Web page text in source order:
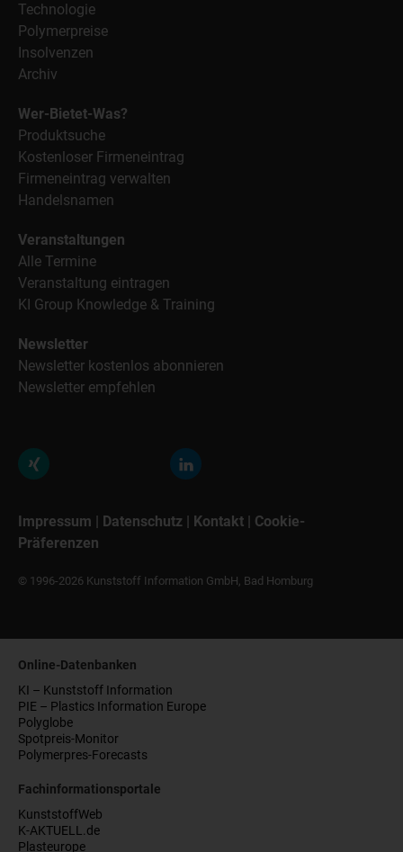
Technologie
Polymerpreise
Insolvenzen
Archiv
Wer-Bietet-Was?
Produktsuche
Kostenloser Firmeneintrag
Firmeneintrag verwalten
Handelsnamen
Veranstaltungen
Alle Termine
Veranstaltung eintragen
KI Group Knowledge & Training
Newsletter
Newsletter kostenlos abonnieren
Newsletter empfehlen
Impressum Datenschutz Kontakt
Cookie-
Präferenzen
© 1996-2026 Kunststoff Information GmbH, Bad Homburg
Online-Datenbanken
KI – Kunststoff Information
PIE – Plastics Information Europe
Polyglobe
Spotpreis-Monitor
Polymerpres-Forecasts
Fachinformationsportale
KunststoffWeb
K-AKTUELL.de
Plasteurope